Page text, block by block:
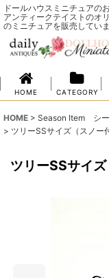
ドールハウスミニチュア
アンティークテイストのオ
のミニチュアを販売してい
H O M E C A T E G O R Y
HOME > Season Item シー
> ツリーSSサイズ（スノー
ツリーSSサイズ